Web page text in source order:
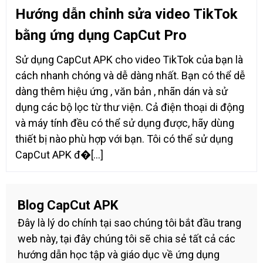
Hướng dẫn chỉnh sửa video TikTok
bằng ứng dụng CapCut Pro
Sử dụng CapCut APK cho video TikTok của bạn là
cách nhanh chóng và dễ dàng nhất. Bạn có thể dễ
dàng thêm hiệu ứng , văn bản , nhãn dán và sử
dụng các bộ lọc từ thư viện. Cả điện thoại di động
và máy tính đều có thể sử dụng được, hãy dùng
thiết bị nào phù hợp với bạn. Tôi có thể sử dụng
CapCut APK đ�[...]
Blog CapCut APK
Đây là lý do chính tại sao chúng tôi bắt đầu trang
web này, tại đây chúng tôi sẽ chia sẻ tất cả các
hướng dẫn học tập và giáo dục về ứng dụng